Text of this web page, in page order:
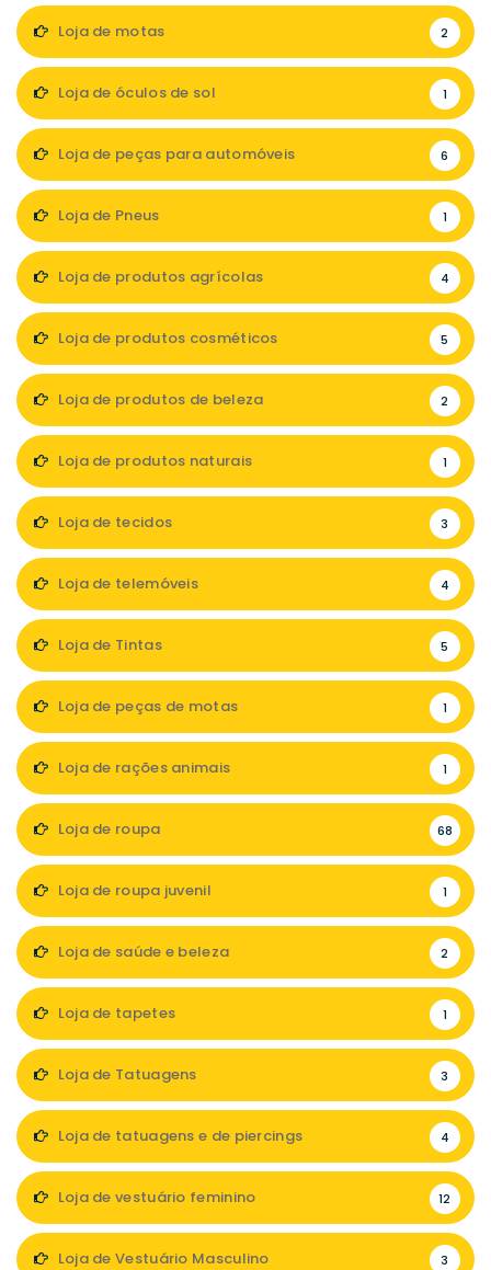
Loja de motas 2
Loja de óculos de sol 1
Loja de peças para automóveis 6
Loja de Pneus 1
Loja de produtos agrícolas 4
Loja de produtos cosméticos 5
Loja de produtos de beleza 2
Loja de produtos naturais 1
Loja de tecidos 3
Loja de telemóveis 4
Loja de Tintas 5
Loja de peças de motas 1
Loja de rações animais 1
Loja de roupa 68
Loja de roupa juvenil 1
Loja de saúde e beleza 2
Loja de tapetes 1
Loja de Tatuagens 3
Loja de tatuagens e de piercings 4
Loja de vestuário feminino 12
Loja de Vestuário Masculino 3